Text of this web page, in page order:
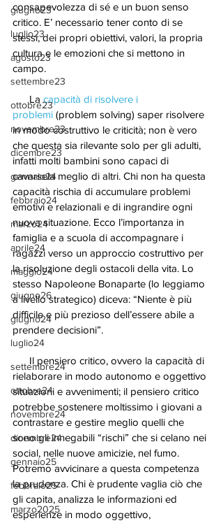
giugno23
luglio23
agosto23
settembre23
ottobre23
novembre23
dicembre23
gennaio24
febbraio24
marzo24
aprile24
maggio24
giugno26
giugno24
luglio24
settembre24
ottobre24
novembre24
dicembre24
gennaio25
febbraio25
marzo2025
consapevolezza di sé e un buon senso
critico. E’ necessario tener conto di se
stessi, dei propri obiettivi, valori, la propria
cultura e le emozioni che si mettono in
campo.
La capacità di risolvere i
problemi (problem solving) saper risolvere
in modo costruttivo le criticità; non è vero
che questa sia rilevante solo per gli adulti,
infatti molti bambini sono capaci di
cavarsela meglio di altri. Chi non ha questa
capacità rischia di accumulare problemi
emotivi e relazionali e di ingrandire ogni
nuova situazione. Ecco l’importanza in
famiglia e a scuola di accompagnare i
ragazzi verso un approccio costruttivo per
la risoluzione degli ostacoli della vita. Lo
stesso Napoleone Bonaparte (lo leggiamo
a livello strategico) diceva: “Niente è più
difficile e più prezioso dell’essere abile a
prendere decisioni”.
Il pensiero critico, ovvero la capacità di
rielaborare in modo autonomo e oggettivo
situazioni e avvenimenti; il pensiero critico
potrebbe sostenere moltissimo i giovani a
contrastare e gestire meglio quelli che
sono gli innegabili “rischi” che si celano nei
social, nelle nuove amicizie, nel fumo.
Potremo avvicinare a questa competenza
la prudenza. Chi è prudente vaglia ciò che
gli capita, analizza le informazioni ed
esperienze in modo oggettivo,